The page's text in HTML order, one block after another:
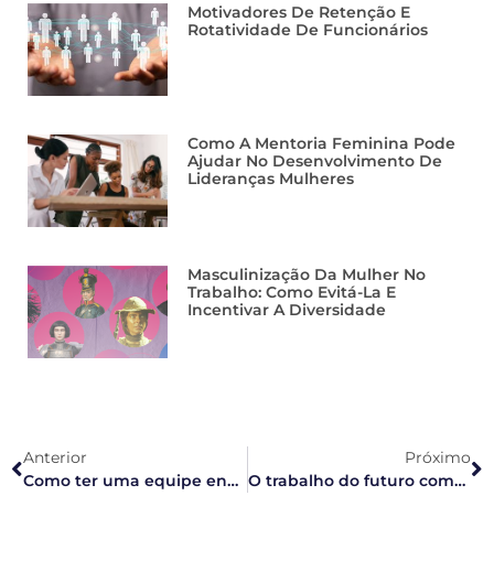
Motivadores De Retenção E
Rotatividade De Funcionários
Como A Mentoria Feminina Pode
Ajudar No Desenvolvimento De
Lideranças Mulheres
Masculinização Da Mulher No
Trabalho: Como Evitá-La E
Incentivar A Diversidade
Anterior
Como ter uma equipe engajada com as metas da empresa?
Próximo
O trabalho do futuro começa quando?